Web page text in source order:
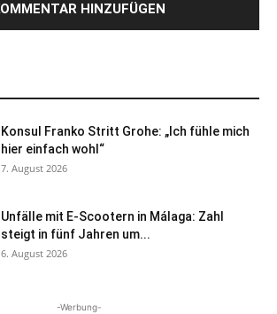
Konsul Franko Stritt Grohe: „Ich fühle mich
hier einfach wohl“
7. August 2026
Unfälle mit E-Scootern in Málaga: Zahl
steigt in fünf Jahren um...
6. August 2026
-Werbung-